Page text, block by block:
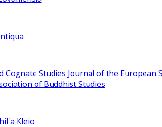
Cognate Studies Journal of the European
of Buddhist Studies
Kleio